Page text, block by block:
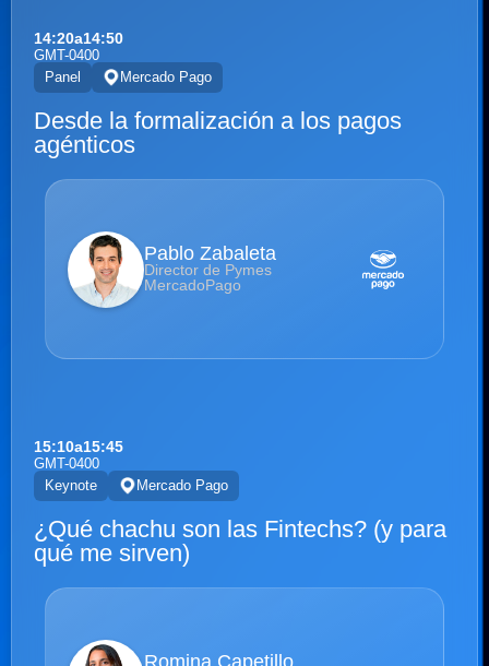
14:20a14:50
GMT-0400
Panel
Mercado Pago
Desde la formalización a los pagos
agénticos
Pablo Zabaleta
Director de Pymes
MercadoPago
15:10a15:45
GMT-0400
Keynote
Mercado Pago
¿Qué chachu son las Fintechs? (y para
qué me sirven)
Romina Capetillo